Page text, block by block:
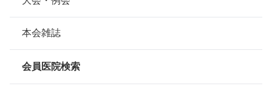
組織について
本会の歴史
矯正歯科治療について
本会雑誌
会員医院検索
Vol.05 キレイな咬み合わせで、めざせ！健康長寿